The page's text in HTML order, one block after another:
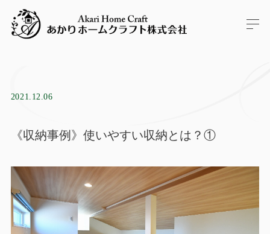
2021.12.06
《収納事例》使いやすい収納とは？①